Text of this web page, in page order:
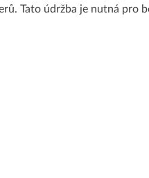
Tato údržba je nutná pro